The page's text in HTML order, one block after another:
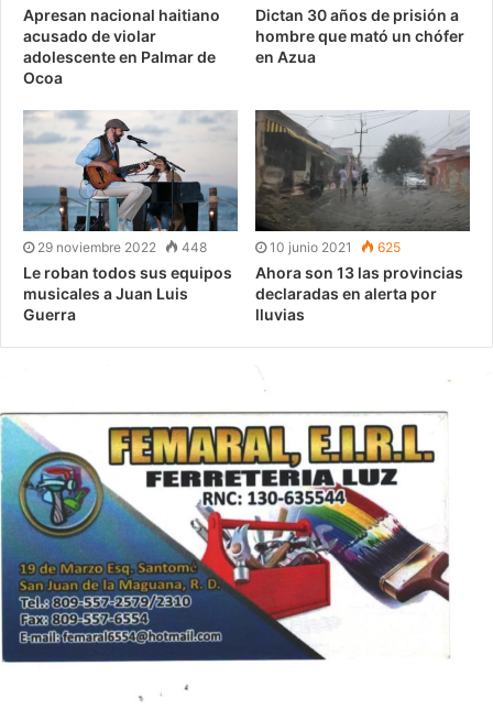
Apresan nacional haitiano
acusado de violar
adolescente en Palmar de
Ocoa
Dictan 30 años de prisión a
hombre que mató un chófer
en Azua
29 noviembre 2022 448
Le roban todos sus equipos
musicales a Juan Luis
Guerra
10 junio 2021 625
Ahora son 13 las provincias
declaradas en alerta por
lluvias